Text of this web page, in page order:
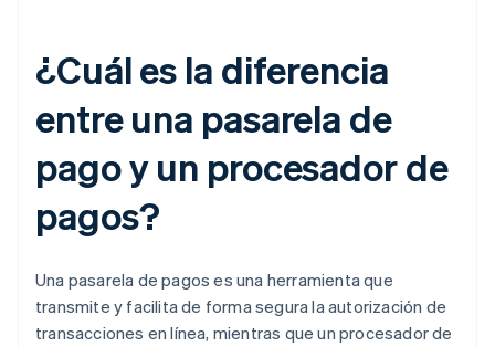
¿Cuál es la diferencia
entre una pasarela de
pago y un procesador de
pagos?
Una pasarela de pagos es una herramienta que
transmite y facilita de forma segura la autorización de
transacciones en línea, mientras que un procesador de